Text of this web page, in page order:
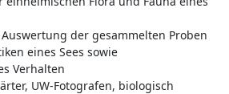
der gesammelten Proben
eines Sees sowie
Verhalten
UW-Fotografen, biologisch